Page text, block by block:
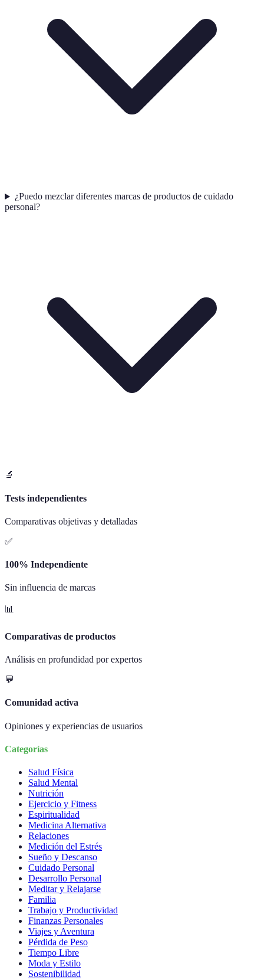
¿Puedo mezclar diferentes marcas de productos de cuidado
personal?
🔬
Tests independientes
Comparativas objetivas y detalladas
✅
100% Independiente
Sin influencia de marcas
📊
Comparativas de productos
Análisis en profundidad por expertos
💬
Comunidad activa
Opiniones y experiencias de usuarios
Categorías
Salud Física
Salud Mental
Nutrición
Ejercicio y Fitness
Espiritualidad
Medicina Alternativa
Relaciones
Medición del Estrés
Sueño y Descanso
Cuidado Personal
Desarrollo Personal
Meditar y Relajarse
Familia
Trabajo y Productividad
Finanzas Personales
Viajes y Aventura
Pérdida de Peso
Tiempo Libre
Moda y Estilo
Sostenibilidad